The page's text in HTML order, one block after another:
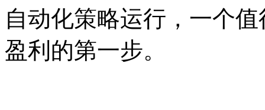
自动化策略运行，一个
盈利的第一步。